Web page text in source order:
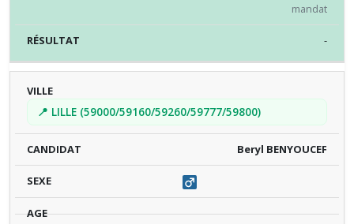
mandat
-
📍 LILLE (59000/59160/59260/59777/59800)
Beryl BENYOUCEF